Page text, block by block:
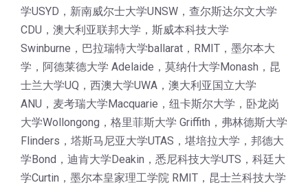
学USYD，新南威尔士大学UNSW，查尔斯达尔文大学
CDU，澳大利亚联邦大学，斯威本科技大学
Swinburne，巴拉瑞特大学ballarat，RMIT，墨尔本大
学，阿德莱德大学 Adelaide，莫纳什大学Monash，昆
士兰大学UQ，西澳大学UWA，澳大利亚国立大学
ANU，麦考瑞大学Macquarie，纽卡斯尔大学，卧龙岗
大学Wollongong，格里菲斯大学 Griffith，弗林德斯大学
Flinders，塔斯马尼亚大学UTAS，堪培拉大学，邦德大
学Bond，迪肯大学Deakin，悉尼科技大学UTS，科廷大
学Curtin，墨尔本皇家理工学院 RMIT，昆士兰科技大学